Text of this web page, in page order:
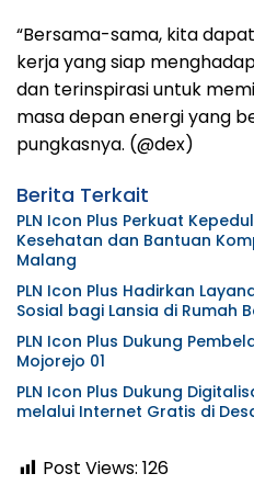
“Bersama-sama, kita
kerja yang siap
dan terinspirasi untuk
masa depan energi yang
pungkasnya. (@dex)
Berita Terkait
PLN Icon Plus Perkuat
Kesehatan dan Bantuan
Malang
PLN Icon Plus Hadirkan
Sosial bagi Lansia di Rumah
PLN Icon Plus Dukung
Mojorejo 01
PLN Icon Plus Dukung
melalui Internet Gratis di
Post Views: 126